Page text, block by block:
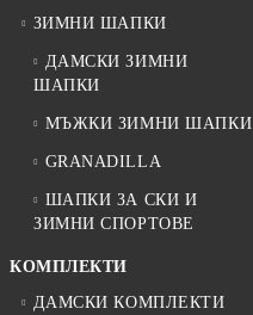
ЗИМНИ ШАПКИ
ДАМСКИ ЗИМНИ
ШАПКИ
МЪЖКИ ЗИМНИ ШАПКИ
GRANADILLA
ШАПКИ ЗА СКИ И
ЗИМНИ СПОРТОВЕ
КОМПЛЕКТИ
ДАМСКИ КОМПЛЕКТИ